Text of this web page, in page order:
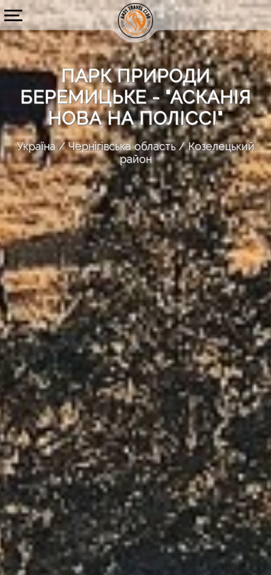
ПАРК ПРИРОДИ
БЕРЕМИЦЬКЕ - "АСКАНІЯ
НОВА НА ПОЛІССІ"
Україна Чернігівська область
Козелецький
район